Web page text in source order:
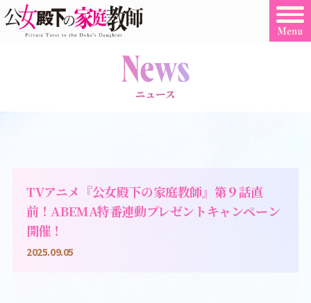
TVアニメ『公女殿下の家庭教師』第９話直
前！ABEMA特番連動プレゼントキャンペーン
開催！
2025.09.05